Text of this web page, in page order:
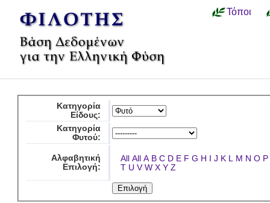
Τόποι
Κατηγορία
Είδους:
Κατηγορία
Φυτού:
Αλφαβητική
Επιλογή:
All All A B C D E F G H I J K L M N O P
T U V W X Y Z